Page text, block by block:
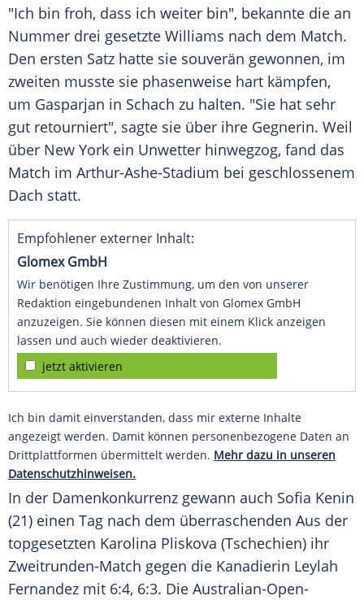
"Ich bin froh, dass ich weiter bin", bekannte die an
Nummer drei gesetzte Williams nach dem Match.
Den ersten Satz hatte sie souverän gewonnen, im
zweiten musste sie phasenweise hart kämpfen,
um Gasparjan in Schach zu halten. "Sie hat sehr
gut retourniert", sagte sie über ihre Gegnerin. Weil
über New York ein Unwetter hinwegzog, fand das
Match im Arthur-Ashe-Stadium bei geschlossenem
Dach statt.
Empfohlener externer Inhalt:
Glomex GmbH
Wir benötigen Ihre Zustimmung, um den von unserer
Redaktion eingebundenen Inhalt von Glomex GmbH
anzuzeigen. Sie können diesen mit einem Klick anzeigen
lassen und auch wieder deaktivieren.
jetzt aktivieren
Ich bin damit einverstanden, dass mir externe Inhalte
angezeigt werden. Damit können personenbezogene Daten an
Drittplattformen übermittelt werden. Mehr dazu in unseren
Datenschutzhinweisen.
In der Damenkonkurrenz gewann auch Sofia Kenin
(21) einen Tag nach dem überraschenden Aus der
topgesetzten Karolina Pliskova (Tschechien) ihr
Zweitrunden-Match gegen die Kanadierin Leylah
Fernandez mit 6:4, 6:3. Die Australian-Open-